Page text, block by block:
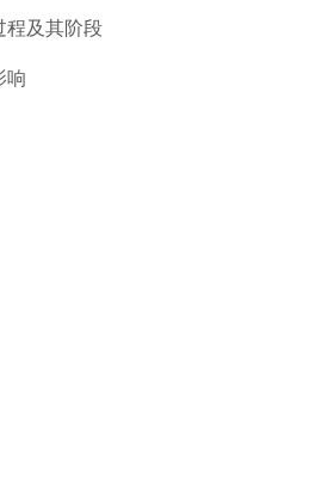
程及其阶段
响